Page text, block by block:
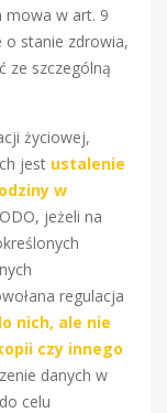
mowa w art. 9
o stanie zdrowia,
ze szczególną
życiowej,
jest ustalenie
w
jeżeli na
regulacja
nich, ale nie
czy innego
danych w
celu